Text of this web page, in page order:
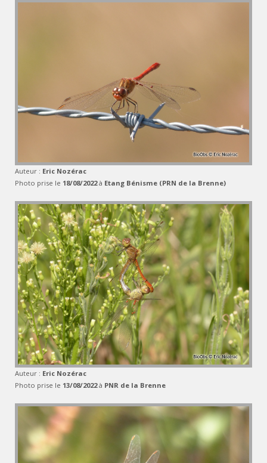
Auteur : Eric Nozérac
Photo prise le 18/08/2022à Etang Bénisme (PRN de la Brenne)
Auteur : Eric Nozérac
Photo prise le 13/08/2022à PNR de la Brenne